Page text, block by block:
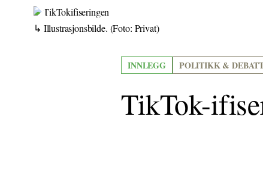
Illustrasjonsbilde. (Foto: Privat)
INNLEGG POLITIKK &
TikTok-